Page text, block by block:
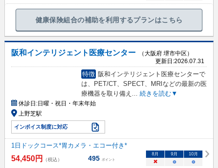
健康保険組合の補助を利用するプランはこちら
阪和インテリジェント医療センター
（大阪府 堺市中区）
更新日:2026.07.31
特徴 阪和インテリジェント医療センターで
は、PET/CT、SPECT、MRIなどの最新の医
療機器を取り備え ... 続きを読む▼
休診日:日曜・祝日・年末年始
上野芝駅
インボイス制度に対応
1日ドックコース*胃カメラ・エコー付き*
54,450円 （税込） 495 ポイント
8月 9月 10月
× ○ ○